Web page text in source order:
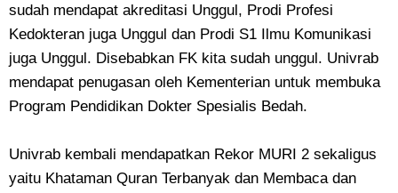
sudah mendapat akreditasi Unggul, Prodi Profesi
Kedokteran juga Unggul dan Prodi S1 Ilmu Komunikasi
juga Unggul. Disebabkan FK kita sudah unggul. Univrab
mendapat penugasan oleh Kementerian untuk membuka
Program Pendidikan Dokter Spesialis Bedah.
Univrab kembali mendapatkan Rekor MURI 2 sekaligus
yaitu Khataman Quran Terbanyak dan Membaca dan